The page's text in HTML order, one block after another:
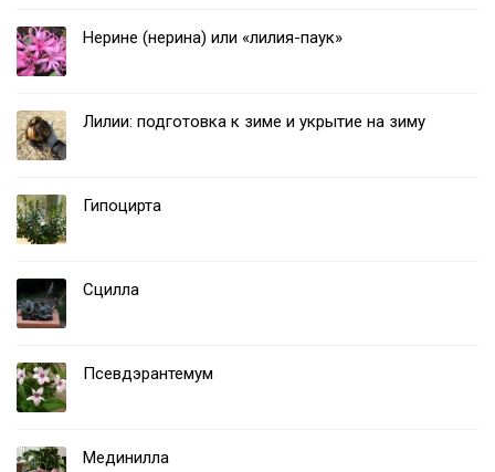
Нерине (нерина) или «лилия-паук»
Лилии: подготовка к зиме и укрытие на зиму
Гипоцирта
Сцилла
Псевдэрантемум
Мединилла